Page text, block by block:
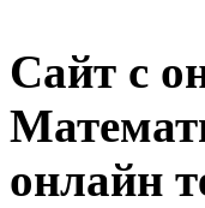
Сайт с
онлайн